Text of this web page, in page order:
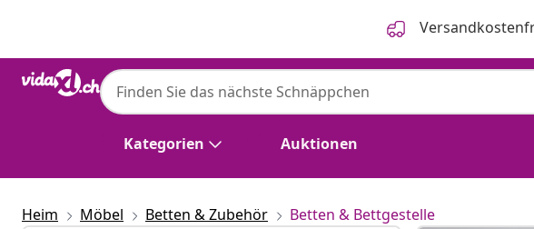
Kategorien Auktionen
Heim Möbel Betten & Zubehör Betten & Bettgestelle